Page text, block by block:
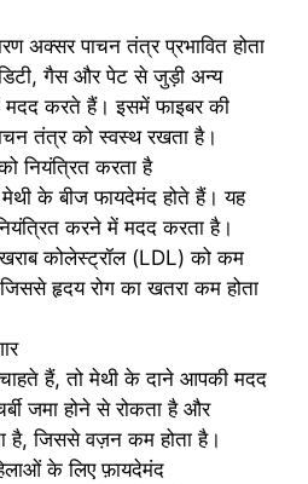
अक्सर पाचन तंत्र प्रभावित होता
गैस और पेट से जुड़ी अन्य
मदद करते हैं। इसमें फाइबर की
तंत्र को स्वस्थ रखता है।
नियंत्रित करता है
के बीज फायदेमंद होते हैं। यह
करने में मदद करता है।
कोलेस्ट्रॉल (LDL) को कम
हृदय रोग का खतरा कम होता
हैं, तो मेथी के दाने आपकी मदद
जमा होने से रोकता है और
है, जिससे वज़न कम होता है।
के लिए फ़ायदेमंद